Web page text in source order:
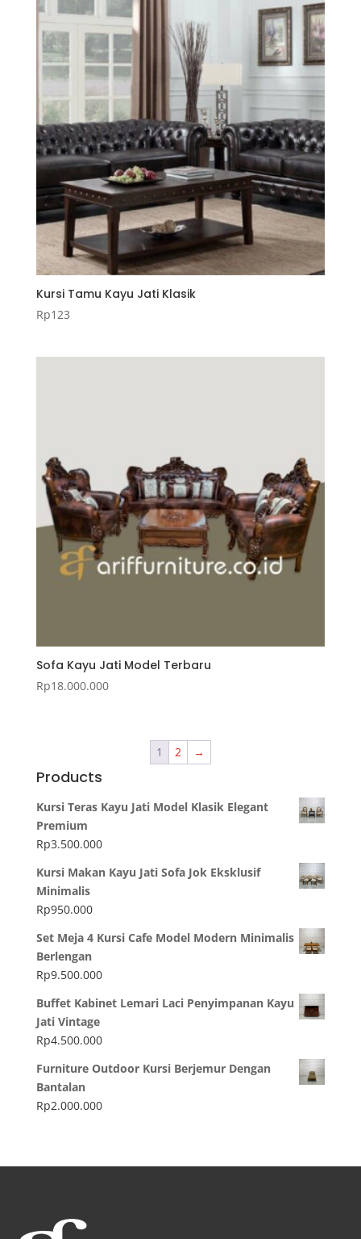
Kursi Tamu Kayu Jati Klasik
Rp123
Sofa Kayu Jati Model Terbaru
Rp18.000.000
1 2 →
Products
Kursi Teras Kayu Jati Model Klasik Elegant
Premium
Rp3.500.000
Kursi Makan Kayu Jati Sofa Jok Eksklusif
Minimalis
Rp950.000
Set Meja 4 Kursi Cafe Model Modern Minimalis
Berlengan
Rp9.500.000
Buffet Kabinet Lemari Laci Penyimpanan Kayu
Jati Vintage
Rp4.500.000
Furniture Outdoor Kursi Berjemur Dengan
Bantalan
Rp2.000.000